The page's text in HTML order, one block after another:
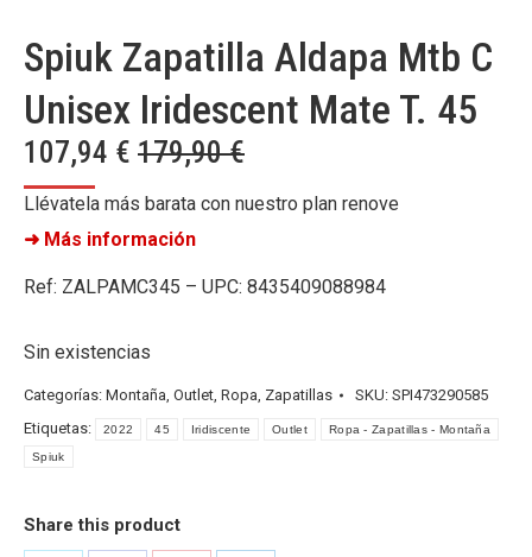
Spiuk Zapatilla Aldapa Mtb C
Unisex Iridescent Mate T. 45
107,94 € 179,90€
Llévatela más barata con nuestro plan renove
➜ Más información
Ref: ZALPAMC345 – UPC: 8435409088984
Sin existencias
Categorías: Montaña, Outlet, Ropa, Zapatillas SKU: SPI473290585
Etiquetas:
2022 45 Iridiscente Outlet Ropa - Zapatillas - Montaña
Spiuk
Share this product